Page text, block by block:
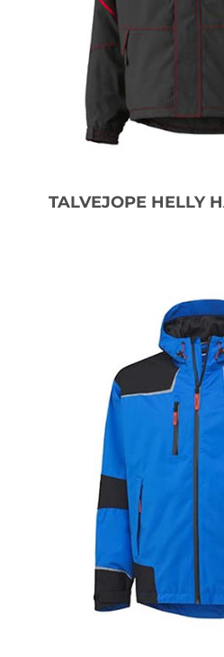
TALVEJOPE HELLY